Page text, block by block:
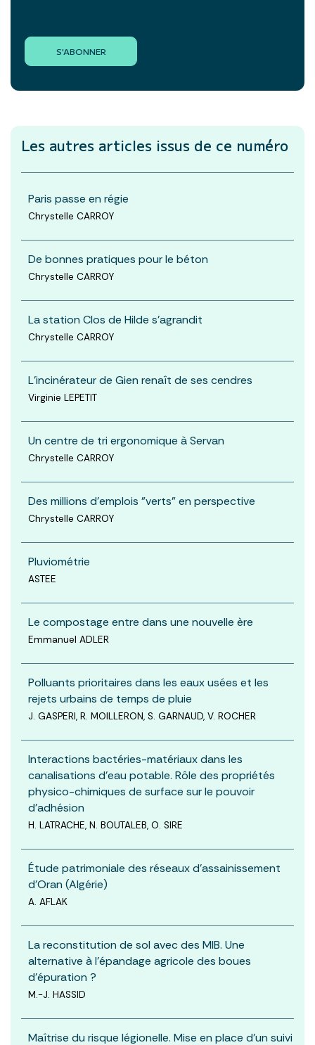
S'ABONNER
Les autres articles issus de ce numéro
Paris passe en régie
Chrystelle CARROY
De bonnes pratiques pour le béton
Chrystelle CARROY
La station Clos de Hilde s'agrandit
Chrystelle CARROY
L'incinérateur de Gien renaît de ses cendres
Virginie LEPETIT
Un centre de tri ergonomique à Servan
Chrystelle CARROY
Des millions d'emplois "verts" en perspective
Chrystelle CARROY
Pluviométrie
ASTEE
Le compostage entre dans une nouvelle ère
Emmanuel ADLER
Polluants prioritaires dans les eaux usées et les
rejets urbains de temps de pluie
J. GASPERI, R. MOILLERON, S. GARNAUD, V. ROCHER
Interactions bactéries-matériaux dans les
canalisations d’eau potable. Rôle des propriétés
physico-chimiques de surface sur le pouvoir
d’adhésion
H. LATRACHE, N. BOUTALEB, O. SIRE
Étude patrimoniale des réseaux d’assainissement
d’Oran (Algérie)
A. AFLAK
La reconstitution de sol avec des MIB. Une
alternative à l’épandage agricole des boues
d’épuration ?
M.-J. HASSID
Maîtrise du risque légionelle. Mise en place d’un suivi